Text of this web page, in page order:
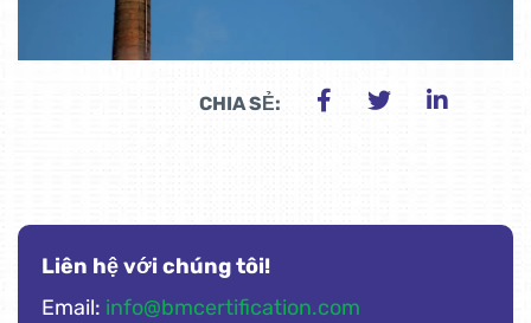
CHIA SẺ:
Liên hệ với chúng tôi!
Email: info@bmcertification.com